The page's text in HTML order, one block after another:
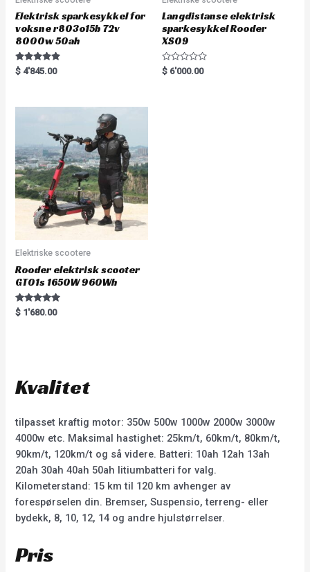
Elektrisk sparkesykkel for
voksne r803o15b 72v
8000w 50ah
Rated
5.00
$ 4'845.00
Langdistanse elektrisk
sparkesykkel Rooder
XS09
R
a
$ 6'000.00
Elektriske scootere
Rooder elektrisk scooter
GT01s 1650W 960Wh
Rated
5.00
$ 1'680.00
Kvalitet
tilpasset kraftig motor: 350w 500w 1000w 2000w 3000w
4000w etc. Maksimal hastighet: 25km/t, 60km/t, 80km/t,
90km/t, 120km/t og så videre. Batteri: 10ah 12ah 13ah
20ah 30ah 40ah 50ah litiumbatteri for valg.
Kilometerstand: 15 km til 120 km avhenger av
forespørselen din. Bremser, Suspensio, terreng- eller
bydekk, 8, 10, 12, 14 og andre hjulstørrelser.
Pris